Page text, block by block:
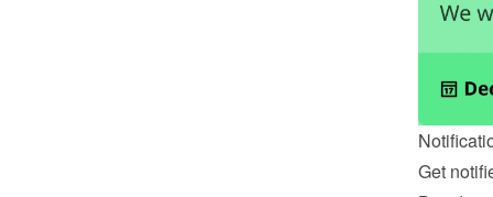
Get